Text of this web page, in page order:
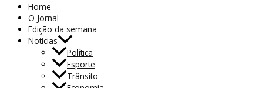
Home
O Jornal
Edição da semana
Notícias
Política
Esporte
Trânsito